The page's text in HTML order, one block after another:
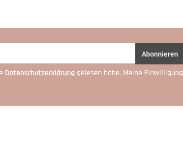
Abonnieren
Daten­schutz­erklärung gelesen habe. Meine Einwilligung